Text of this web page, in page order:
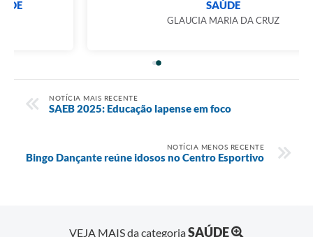
GLAUCIA MARIA DA CRUZ
NOTÍCIA MAIS RECENTE
SAEB 2025: Educação lapense em foco
NOTÍCIA MENOS RECENTE
Bingo Dançante reúne idosos no Centro Esportivo
VEJA MAIS da categoriaSAÚDE